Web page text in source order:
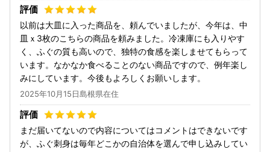
以前は大皿に入った商品を、頼んでいましたが、今年は、中
皿ｘ3枚のこちらの商品を頼みました。冷凍庫にも入りやす
く、ふぐの質も高いので、独特の食感を楽しませてもらって
います。なかなか食べることのない商品ですので、例年楽し
みにしています。今後もよろしくお願いします。
2025年10月15日島根県在住
まだ届いてないので内容についてはコメントはできないです
が、ふぐ刺身は毎年どこかの自治体を選んで申し込みしてい